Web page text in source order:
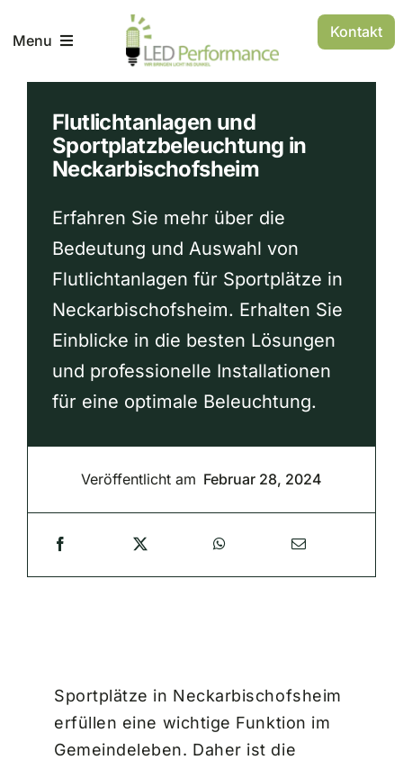
Inhalt
Menu
AGB
Impressum
Kontakt
Flutlichtanlagen und
Sportplatzbeleuchtung in
Neckarbischofsheim
Erfahren Sie mehr über die
Bedeutung und Auswahl von
Flutlichtanlagen für Sportplätze in
Neckarbischofsheim. Erhalten Sie
Einblicke in die besten Lösungen
und professionelle Installationen
für eine optimale Beleuchtung.
Veröffentlicht am Februar 28, 2024
Sportplätze in Neckarbischofsheim
erfüllen eine wichtige Funktion im
Gemeindeleben. Daher ist die